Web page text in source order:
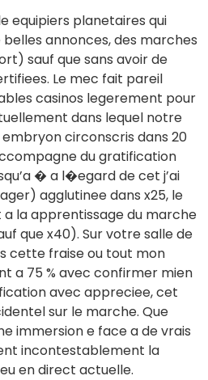
equipiers planetaires qui
annonces, des marches
sauf que sans avoir de
Le mec fait pareil
casinos legerement pour
dans lequel notre
circonscris dans 20
du gratification
� a l�egard de cet j’ai
agglutinee dans x25, le
la apprentissage du marche
que x40). Sur votre salle de
cette fraise ou tout mon
a 75 % avec confirmer mien
avec appreciee, cet
sur le marche. Que
immersion e face a de vrais
incontestablement la
en direct actuelle.